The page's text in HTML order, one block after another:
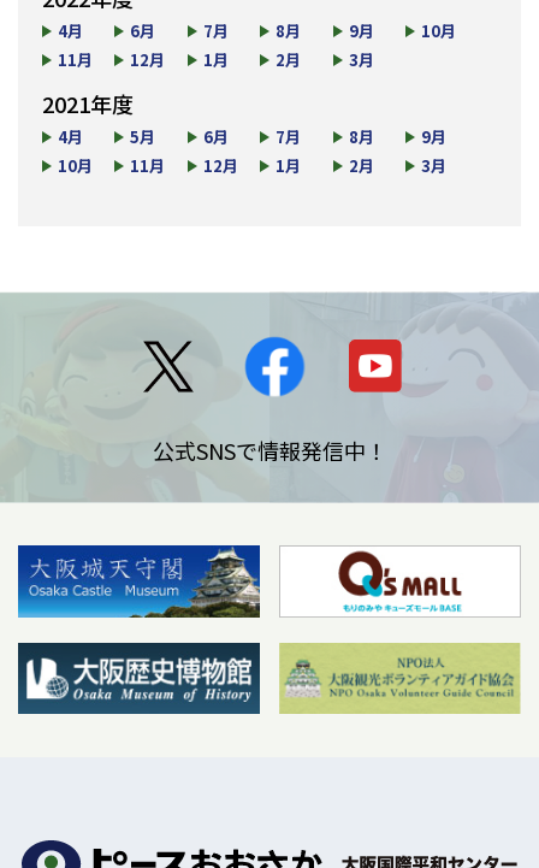
4月 6月 7月 8月 9月
10月
11月
12月 1月 2月 3月
2021年度
4月 5月 6月 7月 8月
9月
10月
11月 12月 1月 2月 3月
公式SNSで情報発信中！